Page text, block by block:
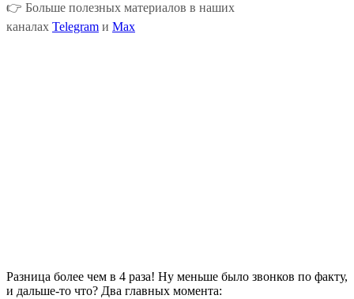
👉 Больше полезных материалов в наших
каналах Telegram и Max
Разница более чем в 4 раза! Ну меньше было звонков по факту,
и дальше-то что? Два главных момента: